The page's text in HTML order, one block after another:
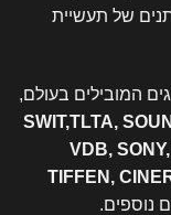
של תעשיית
המובילים בעולם,
SWIT,TLTA,
VDB,
TIFFEN,
נוספים.